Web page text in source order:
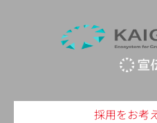
採用をお考